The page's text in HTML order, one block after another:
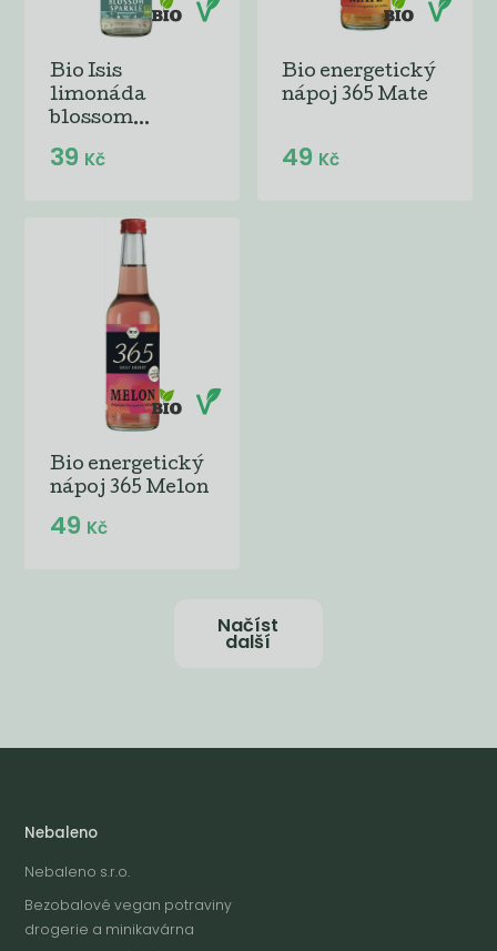
Bio Isis
limonáda
blossom...
39 Kč
Bio energetický
nápoj 365 Mate
49 Kč
Bio energetický
nápoj 365 Melon
49 Kč
Načíst
další
Nebaleno
Nebaleno s.r.o.
Bezobalové vegan potraviny
drogerie a minikavárna